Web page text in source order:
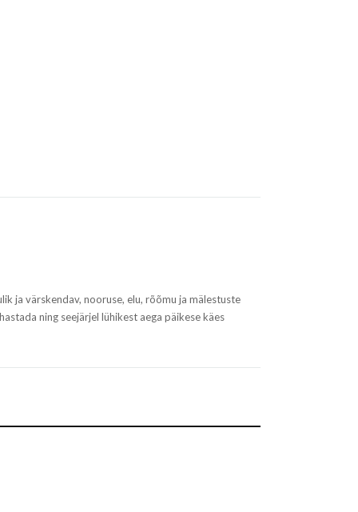
ja värskendav, nooruse, elu, rõõmu ja mälestuste
ning seejärjel lühikest aega päikese käes